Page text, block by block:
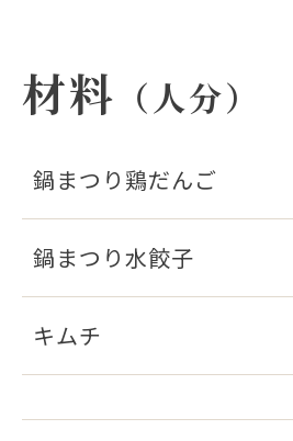
材料 （人分）
鍋まつり鶏だんご
鍋まつり水餃子
キムチ